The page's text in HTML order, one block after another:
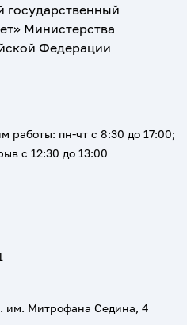
государственный
Министерства
Федерации
им. Митрофана Седина, 4
работы: пн-чт с 8:30 до 17:00;
с 12:30 до 13:00